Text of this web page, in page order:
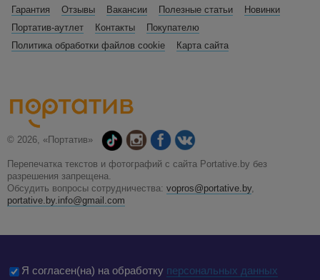
Гарантия
Отзывы Вакансии Полезные статьи
Новинки
Портатив-аутлет
Контакты
Покупателю
Политика обработки файлов cookie
Карта сайта
© 2026, «Портатив»
Перепечатка текстов и фотографий с сайта Portative.by без
разрешения запрещена.
Обсудить вопросы сотрудничества: vopros@portative.by,
portative.by.info@gmail.com
Я согласен(на) на обработку персональных данных